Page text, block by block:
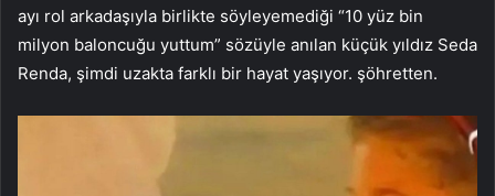
ayı rol arkadaşıyla birlikte söyleyemediği “10 yüz bin
milyon baloncuğu yuttum” sözüyle anılan küçük yıldız Seda
Renda, şimdi uzakta farklı bir hayat yaşıyor. şöhretten.